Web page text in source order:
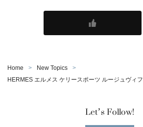
Home
New Topics
HERMES エルメス ケリースポーツ ルージュヴィフ
Let’s Follow!